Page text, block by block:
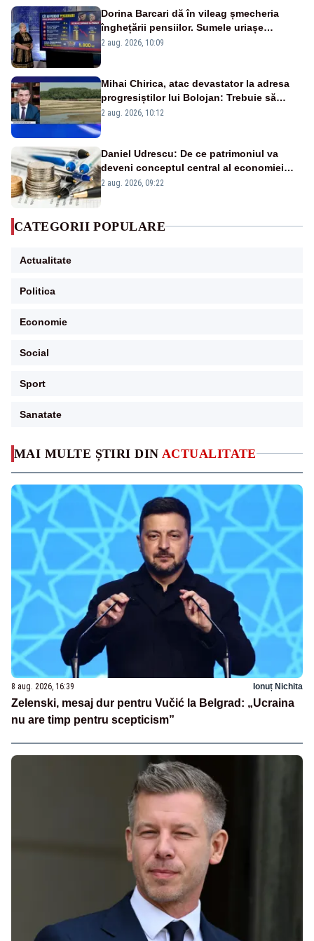
MAI MULTE ȘTIRI DIN ACTUALITATE
8 aug. 2026, 16:39 Ionuț Nichita
Zelenski, mesaj dur pentru Vučić la Belgrad: „Ucraina
nu are timp pentru scepticism”
Dorina Barcari dă în vileag șmecheria
înghețării pensiilor. Sumele uriașe
pierdute de fiecare român
2 aug. 2026, 10:09
Mihai Chirica, atac devastator la adresa
progresiștilor lui Bolojan: Trebuie să
protejăm și natura, dar nu șținem omaneii
2 aug. 2026, 10:12
Daniel Udrescu: De ce patrimoniul va
deveni conceptul central al economiei
viitoare?
2 aug. 2026, 09:22
CATEGORII POPULARE
Actualitate
Politica
Economie
Social
Sport
Sanatate